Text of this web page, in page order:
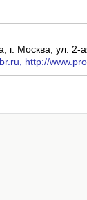
г. Москва, ул. 2-
http://